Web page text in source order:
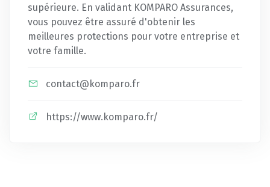
supérieure. En validant KOMPARO Assurances,
vous pouvez être assuré d'obtenir les
meilleures protections pour votre entreprise et
votre famille.
contact@komparo.fr
https://www.komparo.fr/